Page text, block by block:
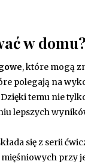
w domu?
, które mogą
polegają na
temu nie
lepszych
się z serii
przy